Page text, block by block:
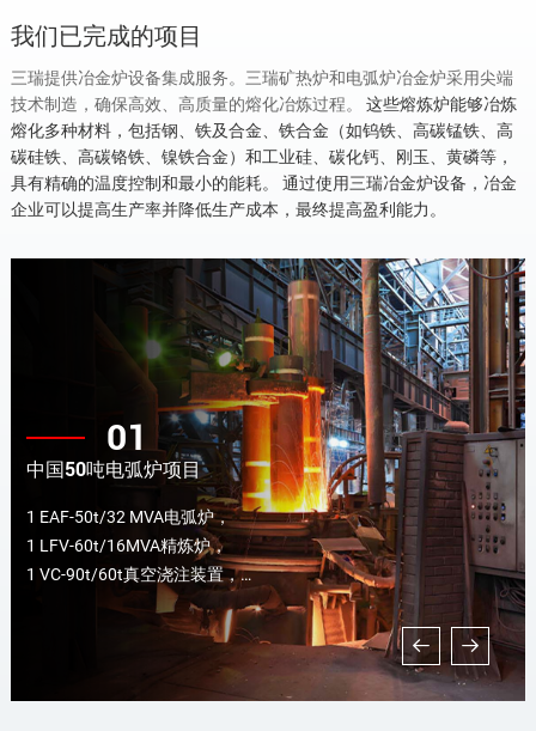
我们已完成的项目
三瑞提供冶金炉设备集成服务。三瑞矿热炉和电弧炉冶金炉采用尖端
技术制造，确保高效、高质量的熔化冶炼过程。 这些熔炼炉能够冶炼
熔化多种材料，包括钢、铁及合金、铁合金（如钨铁、高碳锰铁、高
碳硅铁、高碳铬铁、镍铁合金）和工业硅、碳化钙、刚玉、黄磷等，
具有精确的温度控制和最小的能耗。 通过使用三瑞冶金炉设备，冶金
企业可以提高生产率并降低生产成本，最终提高盈利能力。
01
中国50吨电弧炉项目
1 EAF-50t/32 MVA电弧炉，
1 LFV-60t/16MVA精炼炉，
1 VC-90t/60t真空浇注装置，
2套全自动合金加料系统，
1套120000Nm3/h除尘系统...